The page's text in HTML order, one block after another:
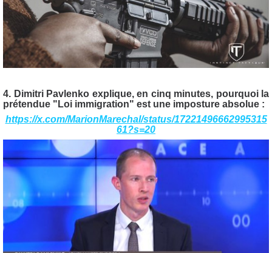
4. Dimitri Pavlenko explique, en cinq minutes, pourquoi la
prétendue "Loi immigration" est une imposture absolue :
https://x.com/MarionMarechal/status/17221496662995315
61?s=20